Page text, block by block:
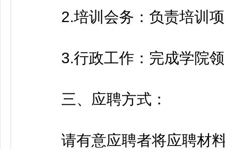
2.培训会务：负责培训项
3.行政工作：完成学院领
三、应聘方式：
请有意应聘者将应聘材料